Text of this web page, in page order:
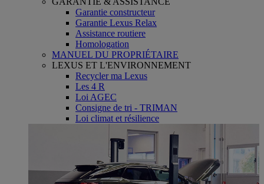
Garantie constructeur
Garantie Lexus Relax
Assistance routiere
Homologation
MANUEL DU PROPRIÉTAIRE
LEXUS ET L'ENVIRONNEMENT
Recycler ma Lexus
Les 4 R
Loi AGEC
Consigne de tri - TRIMAN
Loi climat et résilience